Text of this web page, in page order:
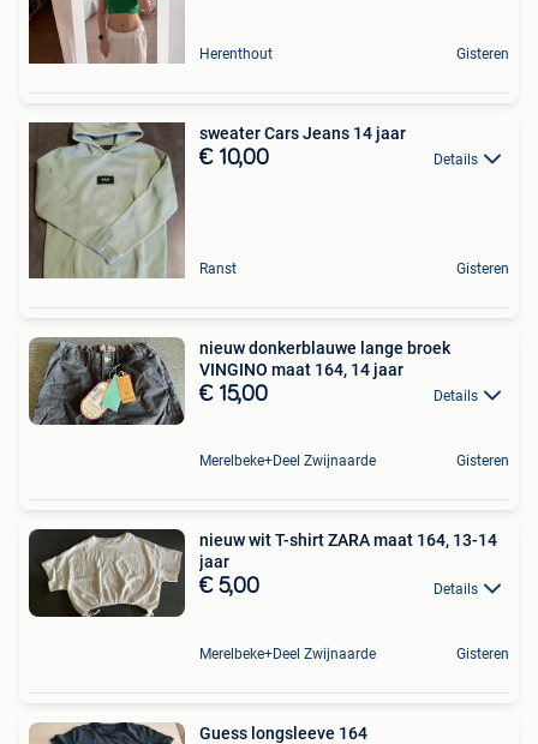
Herenthout Gisteren
sweater Cars Jeans 14 jaar
€ 10,00 Details
Ranst Gisteren
nieuw donkerblauwe lange broek
VINGINO maat 164, 14 jaar
€ 15,00 Details
Merelbeke+Deel Zwijnaarde Gisteren
nieuw wit T-shirt ZARA maat 164, 13-14
jaar
€ 5,00 Details
Merelbeke+Deel Zwijnaarde Gisteren
Guess longsleeve 164